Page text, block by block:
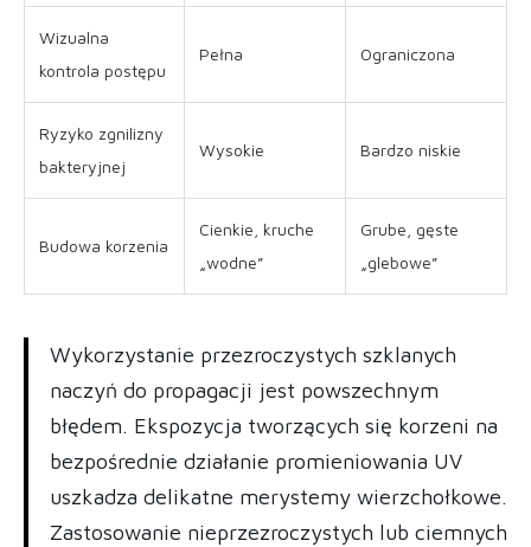
Wizualna
kontrola postępu
Pełna Ograniczona
Ryzyko zgnilizny
bakteryjnej
Wysokie Bardzo niskie
Budowa korzenia
Cienkie, kruche
„wodne”
Grube, gęste
„glebowe”
Wykorzystanie przezroczystych szklanych
naczyń do propagacji jest powszechnym
błędem. Ekspozycja tworzących się korzeni na
bezpośrednie działanie promieniowania UV
uszkadza delikatne merystemy wierzchołkowe.
Zastosowanie nieprzezroczystych lub ciemnych